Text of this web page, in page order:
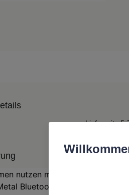
Lieferzeit: 5-
nutzen maßgeschneiderte
Bluetooth Lautsprecher ist